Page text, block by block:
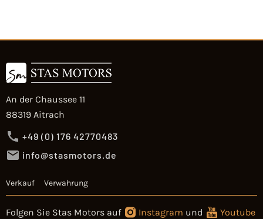
An der Chaussee 11
88319 Aitrach
+49 (0) 176 42770483
info@stasmotors.de
Verkauf Verwahrung
Folgen Sie Stas Motors auf Instagram und Youtube